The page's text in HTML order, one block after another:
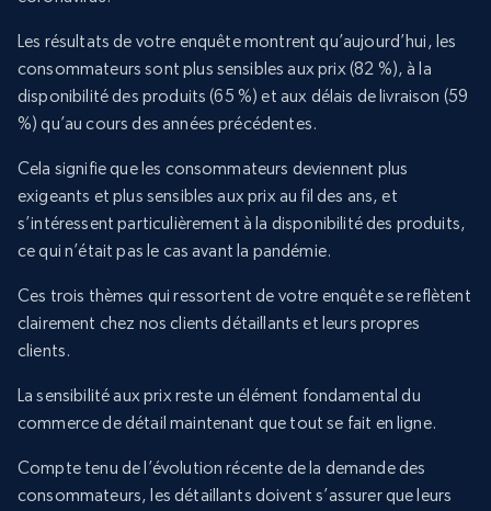
Les résultats de votre enquête montrent qu’aujourd’hui, les
consommateurs sont plus sensibles aux prix (82 %), à la
disponibilité des produits (65 %) et aux délais de livraison (59
%) qu’au cours des années précédentes.
Cela signifie que les consommateurs deviennent plus
exigeants et plus sensibles aux prix au fil des ans, et
s’intéressent particulièrement à la disponibilité des produits,
ce qui n’était pas le cas avant la pandémie.
Ces trois thèmes qui ressortent de votre enquête se reflètent
clairement chez nos clients détaillants et leurs propres
clients.
La sensibilité aux prix reste un élément fondamental du
commerce de détail maintenant que tout se fait en ligne.
Compte tenu de l’évolution récente de la demande des
consommateurs, les détaillants doivent s’assurer que leurs